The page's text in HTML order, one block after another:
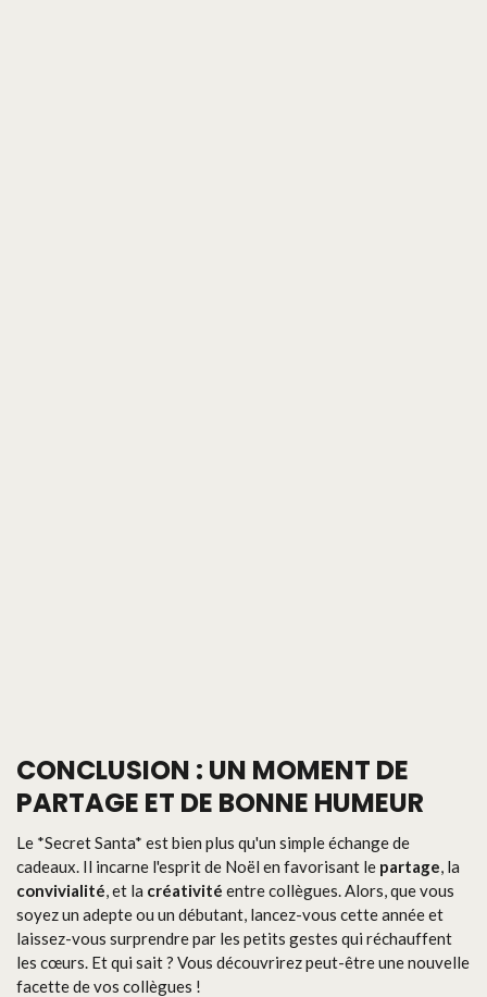
CONCLUSION : UN MOMENT DE
PARTAGE ET DE BONNE HUMEUR
Le *Secret Santa* est bien plus qu'un simple échange de
cadeaux. Il incarne l'esprit de Noël en favorisant le partage, la
convivialité, et la créativité entre collègues. Alors, que vous
soyez un adepte ou un débutant, lancez-vous cette année et
laissez-vous surprendre par les petits gestes qui réchauffent
les cœurs. Et qui sait ? Vous découvrirez peut-être une nouvelle
facette de vos collègues !